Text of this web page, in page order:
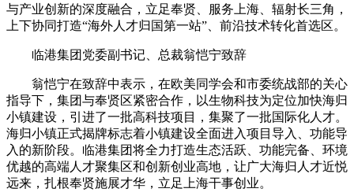
与产业创新的深度融合，立足奉贤、服务上海、辐射长三角，
上下协同打造“海外人才归国第一站”、前沿技术转化首选区。
临港集团党委副书记、总裁翁恺宁致辞
翁恺宁在致辞中表示，在欧美同学会和市委统战部的关心
指导下，集团与奉贤区紧密合作，以生物科技为定位加快海归
小镇建设，引进了一批高科技项目，集聚了一批国际化人才。
海归小镇正式揭牌标志着小镇建设全面进入项目导入、功能导
入的新阶段。临港集团将全力打造生态活跃、功能完备、环境
优越的高端人才聚集区和创新创业高地，让广大海归人才近悦
远来，扎根奉贤施展才华，立足上海干事创业。